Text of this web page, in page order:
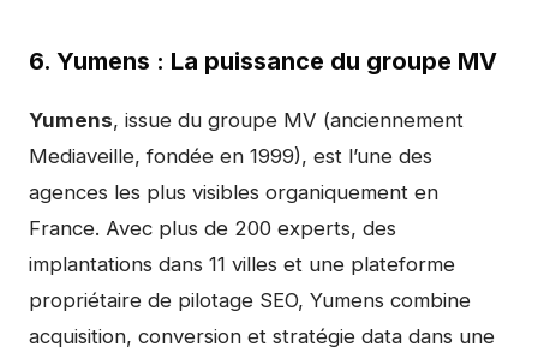
6. Yumens : La puissance du groupe MV
Yumens, issue du groupe MV (anciennement
Mediaveille, fondée en 1999), est l’une des
agences les plus visibles organiquement en
France. Avec plus de 200 experts, des
implantations dans 11 villes et une plateforme
propriétaire de pilotage SEO, Yumens combine
acquisition, conversion et stratégie data dans une